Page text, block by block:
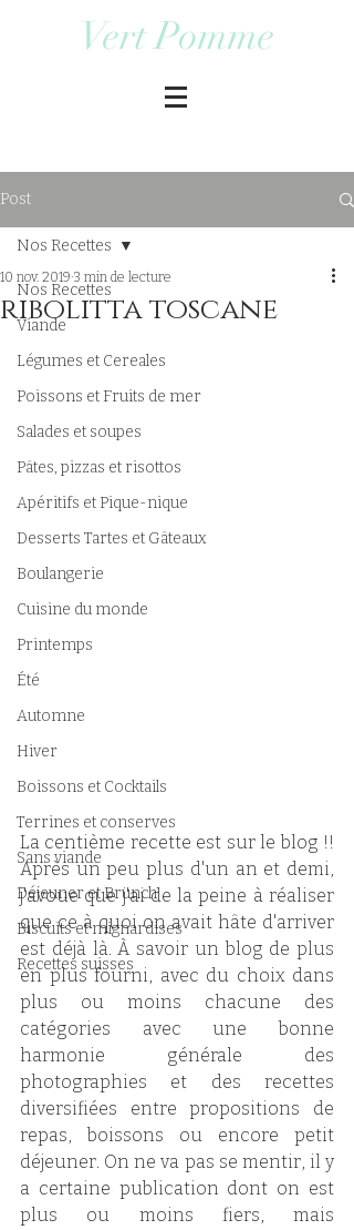
Vert Pomme
Post
Nos Recettes
Viande
Légumes et Cereales
Poissons et Fruits de mer
Salades et soupes
Pâtes, pizzas et risottos
Apéritifs et Pique-nique
Desserts Tartes et Gâteaux
Boulangerie
Cuisine du monde
Printemps
Été
Automne
Hiver
Boissons et Cocktails
Terrines et conserves
Sans viande
Déjeuner et Brunch
Biscuits et mignardises
Recettes suisses
Nos Recettes
ribolitta toscane
10 nov. 2019 3 min de lecture
La centième recette est sur le blog !!
Après un peu plus d'un an et demi,
j'avoue que j'ai de la peine à réaliser
que ce à quoi on avait hâte d'arriver
est déjà là. À savoir un blog de plus
en plus fourni, avec du choix dans
plus ou moins chacune des
catégories avec une bonne
harmonie générale des
photographies et des recettes
diversifiées entre propositions de
repas, boissons ou encore petit
déjeuner. On ne va pas se mentir, il y
a certaine publication dont on est
plus ou moins fiers, mais